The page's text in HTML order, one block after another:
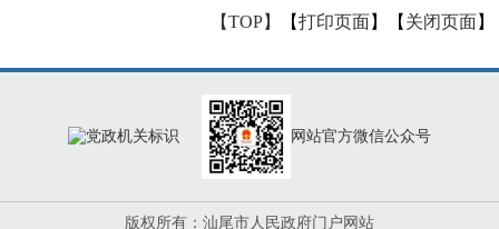
【TOP】 【打印页面】【 关闭页面】
网站官方微信公众号
版权所有：汕尾市人民政府门户网站